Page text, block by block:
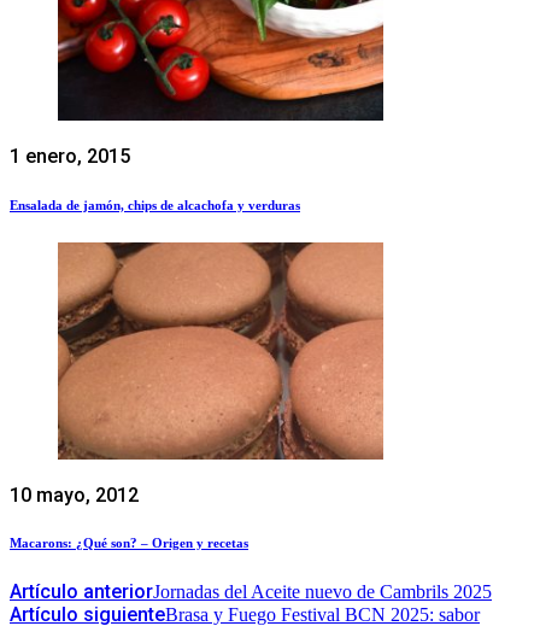
1 enero, 2015
Ensalada de jamón, chips de alcachofa y verduras
10 mayo, 2012
Macarons: ¿Qué son? – Origen y recetas
Artículo anteriorJornadas del Aceite nuevo de Cambrils 2025
Artículo siguienteBrasa y Fuego Festival BCN 2025: sabor